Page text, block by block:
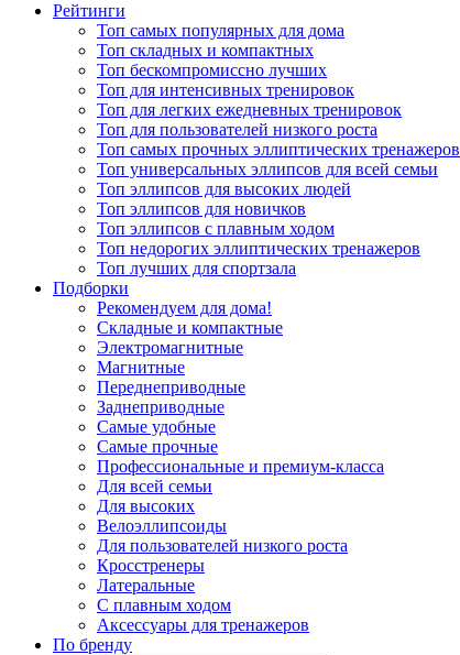
Рейтинги
Топ самых популярных для дома
Топ складных и компактных
Топ бескомпромиссно лучших
Топ для интенсивных тренировок
Топ для легких ежедневных тренировок
Топ для пользователей низкого роста
Топ самых прочных эллиптических тренажеров
Топ универсальных эллипсов для всей семьи
Топ эллипсов для высоких людей
Топ эллипсов для новичков
Топ эллипсов с плавным ходом
Топ недорогих эллиптических тренажеров
Топ лучших для спортзала
Подборки
Рекомендуем для дома!
Складные и компактные
Электромагнитные
Магнитные
Переднеприводные
Заднеприводные
Самые удобные
Самые прочные
Профессиональные и премиум-класса
Для всей семьи
Для высоких
Велоэллипсоиды
Для пользователей низкого роста
Кросстренеры
Латеральные
С плавным ходом
Аксессуары для тренажеров
По бренду